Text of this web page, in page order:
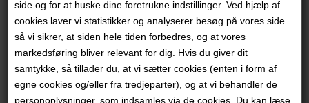
side og for at huske dine foretrukne indstillinger. Ved hjælp af
cookies laver vi statistikker og analyserer besøg på vores side
så vi sikrer, at siden hele tiden forbedres, og at vores
markedsføring bliver relevant for dig. Hvis du giver dit
samtykke, så tillader du, at vi sætter cookies (enten i form af
egne cookies og/eller fra tredjeparter), og at vi behandler de
personoplysninger, som indsamles via de cookies. Du kan læse
6.500,00DKK
"Dancing Matilde"